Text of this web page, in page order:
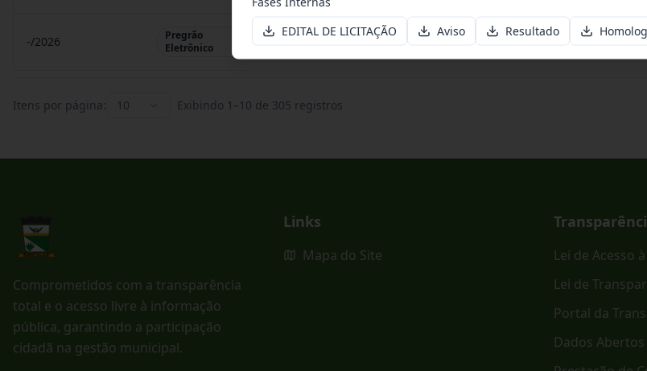
-/2026
Pregrão
Eletrônico
Pregrão Eletrônico PREGÃO ELETRÔNICO - SRP Nº 023/2026.
Itens por página: 10 Exibindo 1 –10 de 305 registros
Comprometidos com a transparência
total e o acesso livre à informação
pública, garantindo a participação
cidadã na gestão municipal.
Links
Mapa do Site
Lei de Acesso
Lei de
Portal da
Dados Abertos
EDITAL DE LICITAÇÃO
Aviso Resultado